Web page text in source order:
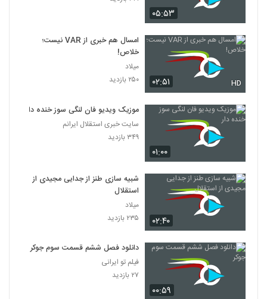
۰۵:۵۳
۰۲:۵۱ HD
امسال هم خبری از VAR نیست؛
خلاص!
میلاد
۲۵۰ بازدید
۰۱:۰۰
موزیک ویدیو فان لنگی سوز خنده دار
سایت خبری استقلال ایرانم
۳۴۹ بازدید
۰۲:۴۰
شبیه سازی طنز از جدایی مجیدی از
استقلال
میلاد
۲۳۵ بازدید
۰۰:۵۹
دانلود فصل ششم قسمت سوم جوکر
فیلم تو ایرانی
۲۷ بازدید